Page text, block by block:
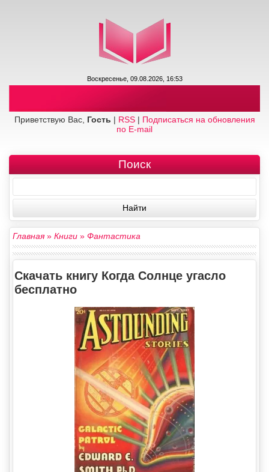
Воскресенье, 09.08.2026, 16:53
Приветствую Вас, Гость | RSS| Подписаться на обновления
по E-mail
Поиск
Главная» Книги » Фантастика
Скачать книгу Когда Солнце угасло
бесплатно